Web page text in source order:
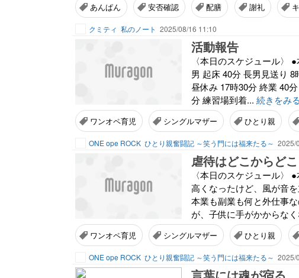
あんぱん 安否確認 配膳 謝礼
クミティ 私のノート 2025/08/16 11:10
活動報告
〈本日のスケジュール〉
男 起床 40分 長男見送り
昼休み 17時30分 終業 40
分 練習場到着... 続きをみる
ワンオペ育児 シングルマザー ひとり親
ONE ope ROCK ひとり親奮闘記 ～笑う門には福来たる～ 2025/
虐待はどこからど
〈本日のスケジュール〉
高くなったけど、風が音
本業も副業も何と外仕事
が、子供に手がかからな
ワンオペ育児 シングルマザー ひとり親
ONE ope ROCK ひとり親奮闘記 ～笑う門には福来たる～ 2025/